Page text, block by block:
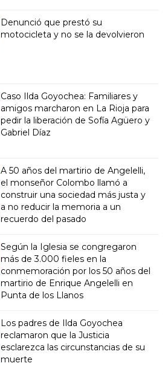
Denunció que prestó su
motocicleta y no se la devolvieron
Caso Ilda Goyochea: Familiares y
amigos marcharon en La Rioja para
pedir la liberación de Sofía Agüero y
Gabriel Díaz
A 50 años del martirio de Angelelli,
el monseñor Colombo llamó a
construir una sociedad más justa y
a no reducir la memoria a un
recuerdo del pasado
Según la Iglesia se congregaron
más de 3.000 fieles en la
conmemoración por los 50 años del
martirio de Enrique Angelelli en
Punta de los Llanos
Los padres de Ilda Goyochea
reclamaron que la Justicia
esclarezca las circunstancias de su
muerte